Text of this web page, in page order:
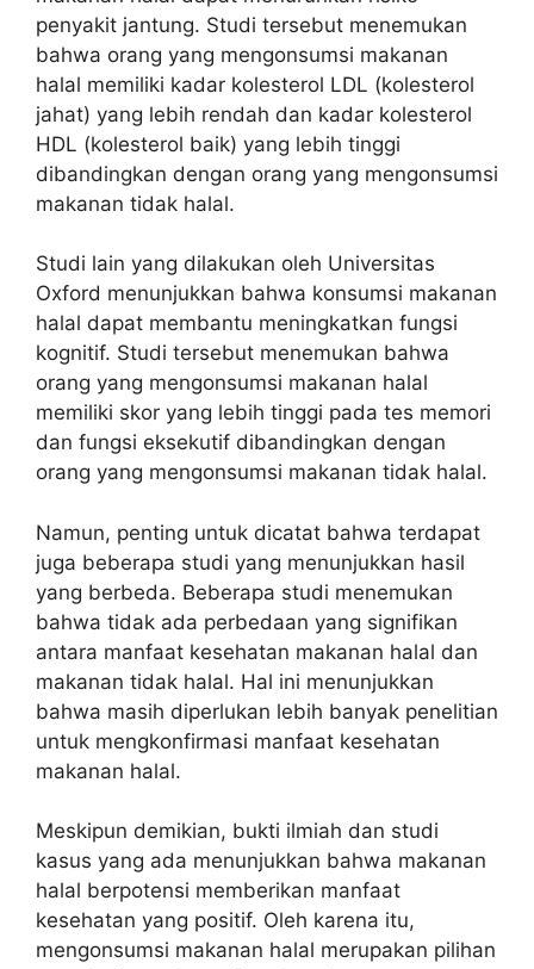
penyakit jantung. Studi tersebut menemukan
bahwa orang yang mengonsumsi makanan
halal memiliki kadar kolesterol LDL (kolesterol
jahat) yang lebih rendah dan kadar kolesterol
HDL (kolesterol baik) yang lebih tinggi
dibandingkan dengan orang yang mengonsumsi
makanan tidak halal.
Studi lain yang dilakukan oleh Universitas
Oxford menunjukkan bahwa konsumsi makanan
halal dapat membantu meningkatkan fungsi
kognitif. Studi tersebut menemukan bahwa
orang yang mengonsumsi makanan halal
memiliki skor yang lebih tinggi pada tes memori
dan fungsi eksekutif dibandingkan dengan
orang yang mengonsumsi makanan tidak halal.
Namun, penting untuk dicatat bahwa terdapat
juga beberapa studi yang menunjukkan hasil
yang berbeda. Beberapa studi menemukan
bahwa tidak ada perbedaan yang signifikan
antara manfaat kesehatan makanan halal dan
makanan tidak halal. Hal ini menunjukkan
bahwa masih diperlukan lebih banyak penelitian
untuk mengkonfirmasi manfaat kesehatan
makanan halal.
Meskipun demikian, bukti ilmiah dan studi
kasus yang ada menunjukkan bahwa makanan
halal berpotensi memberikan manfaat
kesehatan yang positif. Oleh karena itu,
mengonsumsi makanan halal merupakan pilihan